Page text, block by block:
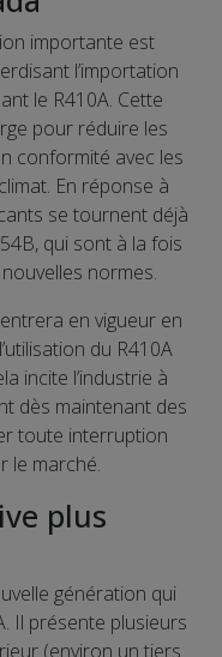
importante est
l’importation
le R410A. Cette
pour réduire les
conformité avec les
En réponse à
se tournent déjà
qui sont à la fois
normes.
en vigueur en
du R410A
incite l’industrie à
dès maintenant des
toute interruption
le marché.
plus
génération qui
Il présente plusieurs
(environ un tiers